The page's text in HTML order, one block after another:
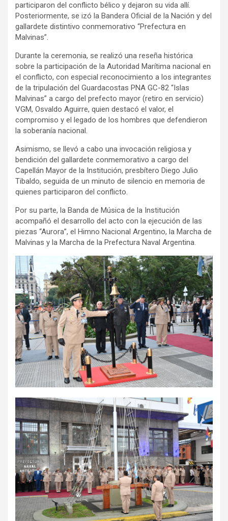
participaron del conflicto bélico y dejaron su vida allí.
Posteriormente, se izó la Bandera Oficial de la Nación y del
gallardete distintivo conmemorativo “Prefectura en
Malvinas”.
Durante la ceremonia, se realizó una reseña histórica
sobre la participación de la Autoridad Marítima nacional en
el conflicto, con especial reconocimiento a los integrantes
de la tripulación del Guardacostas PNA GC-82 “Islas
Malvinas” a cargo del prefecto mayor (retiro en servicio)
VGM, Osvaldo Aguirre, quien destacó el valor, el
compromiso y el legado de los hombres que defendieron
la soberanía nacional.
Asimismo, se llevó a cabo una invocación religiosa y
bendición del gallardete conmemorativo a cargo del
Capellán Mayor de la Institución, presbítero Diego Julio
Tibaldo, seguida de un minuto de silencio en memoria de
quienes participaron del conflicto.
Por su parte, la Banda de Música de la Institución
acompañó el desarrollo del acto con la ejecución de las
piezas “Aurora”, el Himno Nacional Argentino, la Marcha de
Malvinas y la Marcha de la Prefectura Naval Argentina.